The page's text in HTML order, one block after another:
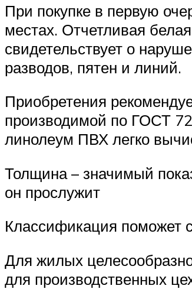
При покупке в первую
местах. Отчетливая
свидетельствует о
разводов, пятен и линий.
Приобретения
производимой по ГОСТ
линолеум ПВХ легко
Толщина – значимый
он прослужит
Классификация поможет
Для жилых
для производственных